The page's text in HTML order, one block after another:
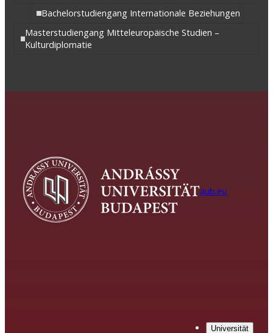
Bachelorstudiengang Internationale Beziehungen
Masterstudiengang Mitteleuropäische Studien –
Kulturdiplomatie
aub.eu
Universität